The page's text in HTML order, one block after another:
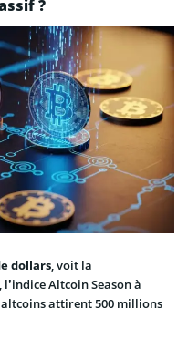
?
dollars, voit la
Altcoin Season à
altcoins attirent 500 millions